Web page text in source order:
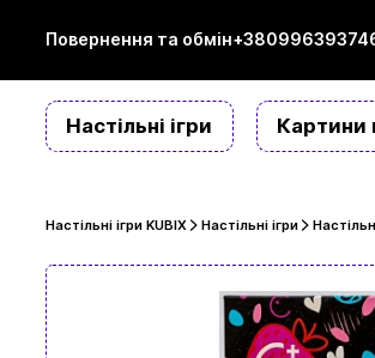
Повернення та обмін
Настільні ігри Картини
Настільні ігри KUBIX Настільні ігри